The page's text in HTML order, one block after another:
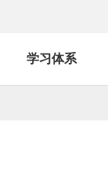
学习体系